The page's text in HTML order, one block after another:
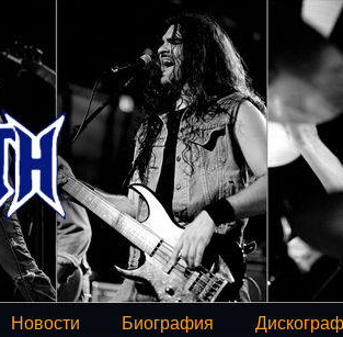
Новости Биография